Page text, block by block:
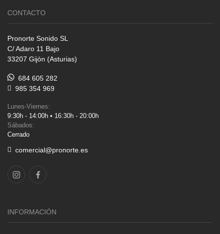
CONTACTO
Pronorte Sonido SL
C/ Adaro 11 Bajo
33207 Gijón (Asturias)
684 605 282
985 354 969
Lunes-Viernes:
9:30h - 14:00h • 16:30h - 20:00h
Sábados:
Cerrado
comercial@pronorte.es
INFORMACIÓN